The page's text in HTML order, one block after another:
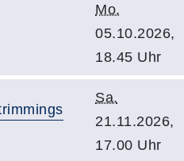
Mo.
05.10.2026,
18.45 Uhr
Sa.
21.11.2026,
17.00 Uhr